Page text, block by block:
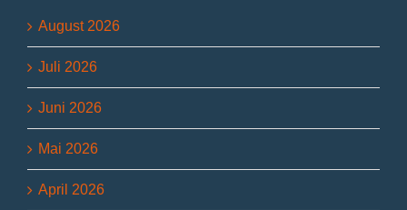
August 2026
Juli 2026
Juni 2026
Mai 2026
April 2026